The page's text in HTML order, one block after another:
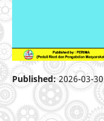
Published:2026-03-30